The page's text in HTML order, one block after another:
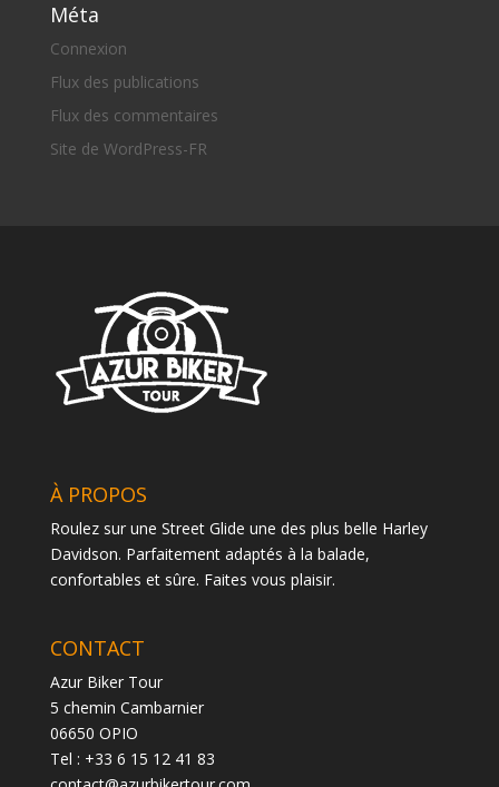
Méta
Connexion
Flux des publications
Flux des commentaires
Site de WordPress-FR
À PROPOS
Roulez sur une Street Glide une des plus belle Harley
Davidson. Parfaitement adaptés à la balade,
confortables et sûre. Faites vous plaisir.
CONTACT
Azur Biker Tour
5 chemin Cambarnier
06650 OPIO
Tel : +33 6 15 12 41 83